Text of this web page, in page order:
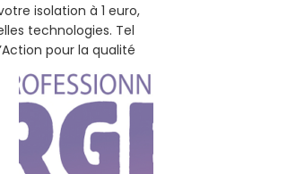
isolation à 1 euro,
technologies. Tel
pour la qualité